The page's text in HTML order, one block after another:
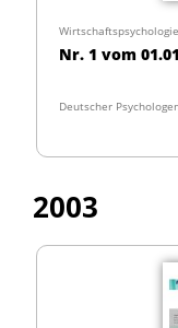
Nr. 1 vom
Deutscher
2003